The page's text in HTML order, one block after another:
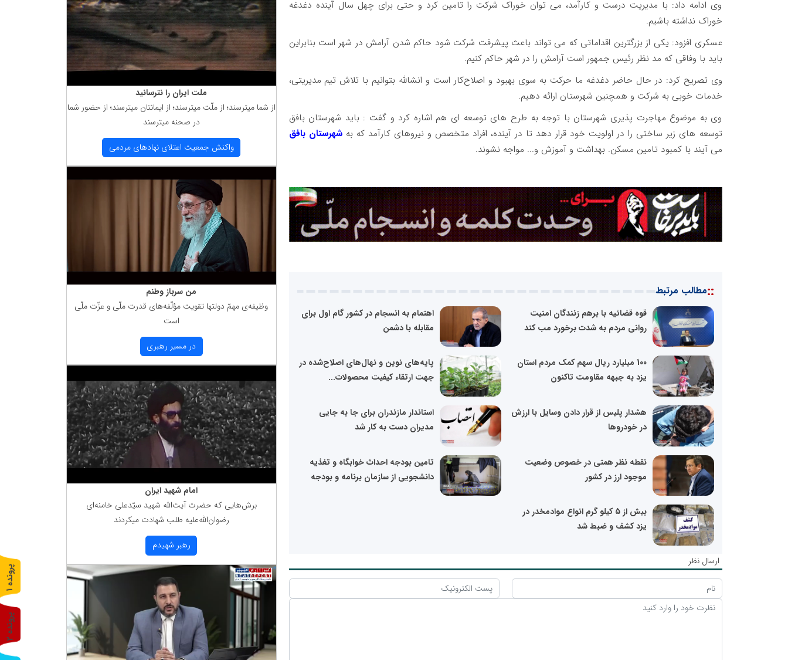
وی ادامه داد: با مدیریت درست و کارآمد، می توان خوراک شرکت را تامین کرد و حتی برای چهل سال آینده دغدغه
خوراک نداشته باشیم.
عسکری افزود: یکی از بزرگترین اقداماتی که می تواند باعث پیشرفت شرکت شود حاکم شدن آرامش در شهر است بنابراین
باید با وفاقی که مد نظر رئیس جمهور است آرامش را در شهر حاکم کنیم.
وی تصریح کرد: در حال حاضر دغدغه ما حرکت به سوی بهبود و اصلاح‌کار است و انشالله بتوانیم با تلاش تیم مدیریتی،
خدمات خوبی به شرکت و همچنین شهرستان ارائه دهیم.
وی به موضوع مهاجرت پذیری شهرستان با توجه به طرح های توسعه ای هم اشاره کرد و گفت : باید شهرستان بافق
توسعه های زیر ساختی را در اولویت خود قرار دهد تا در آینده، افراد متخصص و نیروهای کارآمد که بهشهرستان بافق
می آیند با کمبود تامین مسکن. بهداشت و آموزش و... مواجه نشوند.
::مطالب مرتبط
قوه قضائیه با برهم زنندگان امنیت
روانی مردم به شدت برخورد مب کند
اهتمام به انسجام در کشور گام اول برای
مقابله با دشمن
100 میلیارد ریال سهم کمک مردم استان
یزد به جبهه مقاومت تاکنون
پایه‌های نوین و نهال‌های اصلاح‌شده در
جهت ارتقاء کیفیت محصولات...
هشدار پلیس از قرار دادن وسایل با ارزش
در خودروها
استاندار مازندران برای جا به جایی
مدیران دست به کار شد
نقطه نظر همتی در خصوص وضعیت
موجود ارز در کشور
تامین بودجه احداث خوابگاه‌ و تغذیه
دانشجویی از سازمان برنامه و بودجه
بیش از ۵ کیلو گرم انواع موادمخدر در
یزد کشف و ضبط شد
ارسال نظر
ملت ایران را نترسانید
از شما میترسند؛ از ملّت میترسند؛ از ایمانتان میترسند؛ از حضور شما
در صحنه میترسند
واكنش جمعیت اعتلای نهادهای مردمی
من سرباز وطنم
وظیفه‌ی مهمّ دولتها تقویت مؤلّفه‌های قدرت ملّی و عزّت ملّی
است
در مسیر رهبری
امام شهید ایران
برش‌هایی كه حضرت آیت‌الله شهید سیّدعلی خامنه‌ای
رضوان‌الله‌علیه طلب شهادت میكردند
رهبر شهیدم
پ
ر
و
ن
د
ه
1
پ
ر
و
ن
د
ه
2